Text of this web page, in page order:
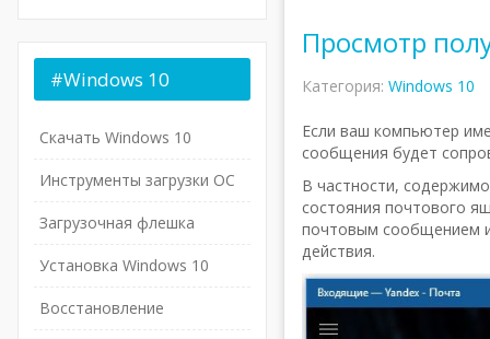
Просмотр
Категория: Windows 10
Если ваш компьютер
сообщения будет
В частности,
состояния почтового
почтовым сообщением
действия.
#Windows 10
Скачать Windows 10
Инструменты загрузки ОС
Загрузочная флешка
Установка Windows 10
Восстановление